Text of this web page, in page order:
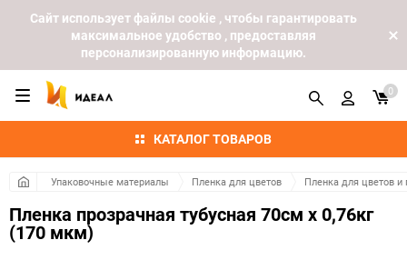
Cайт использует файлы cookie , чтобы гарантировать
максимальное удобство , предоставляя
персонализированную информацию.
КАТАЛОГ ТОВАРОВ
0
Упаковочные материалы Пленка для цветов Пленка для цветов
Пленка прозрачная тубусная 70см x 0,76кг
(170 мкм)